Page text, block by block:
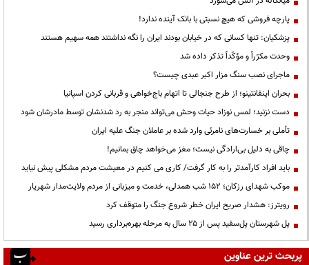
پارچه فروشی که هیچ نسبتی با بانک آینده ندارد!
پزشکیان: تنها کسانی که در خیابان بودند ایران را نگه نداشتند همه سهیم هستند
وحدت مکرّراً و مؤکّداً تذکر داده شد
ماجرای نصب سنگ مزار اکبر عبدی چیست؟
بحران اینفانتینو؛ از طرح جنجالی تا اتهام باج‌خواهی و قربانی کردن اسپانیا
دست نزنید؛ لمس نوزاد حیات وحش می‌تواند منجر به رد شدنشان توسط مادرشان شود
تأملی بر خسارت‌های نامرئی وارد شده بر عاملان جنگ علیه ایران
چاقی به دلیل بی‌ارادگی نیست؛ مغز می‌خواهد چاق بمانیم!
باید افراد کارآمدتر را به کار گرفت/ کاری می کنیم در معیشت مردم مشکلی پیش نیاید
موکب شهدای رزکان؛ ۱۵۲ شب همدلی، خدمت و میزبانی از مردم ولایت‌مدار شهریار
رویترز: هشدار صریح ایران خطر شروع جنگ را متوقف کرد
پل شهرستان پل‌سفید پس از ۲۵ سال به مرحله بهره‌برداری رسید
پربحث ترین عناوین